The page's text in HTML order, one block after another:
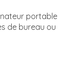
portable
de bureau ou